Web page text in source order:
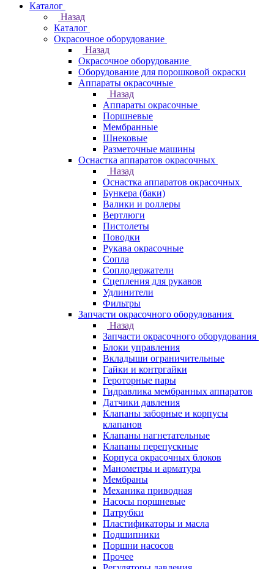
Каталог
Назад
Каталог
Окрасочное оборудование
Назад
Окрасочное оборудование
Оборудование для порошковой окраски
Аппараты окрасочные
Назад
Аппараты окрасочные
Поршневые
Мембранные
Шнековые
Разметочные машины
Оснастка аппаратов окрасочных
Назад
Оснастка аппаратов окрасочных
Бункера (баки)
Валики и роллеры
Вертлюги
Пистолеты
Поводки
Рукава окрасочные
Сопла
Соплодержатели
Сцепления для рукавов
Удлинители
Фильтры
Запчасти окрасочного оборудования
Назад
Запчасти окрасочного оборудования
Блоки управления
Вкладыши ограничительные
Гайки и контргайки
Героторные пары
Гидравлика мембранных аппаратов
Датчики давления
Клапаны заборные и корпусы
клапанов
Клапаны нагнетательные
Клапаны перепускные
Корпуса окрасочных блоков
Манометры и арматура
Мембраны
Механика приводная
Насосы поршневые
Патрубки
Пластификаторы и масла
Подшипники
Поршни насосов
Прочее